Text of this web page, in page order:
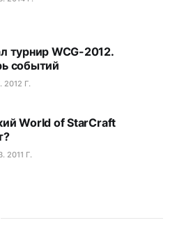
турнир WCG-2012.
событий
2012 Г.
World of StarCraft
2011 Г.